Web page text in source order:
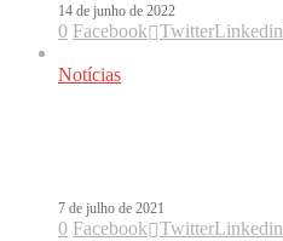
14 de junho de 2022
0 Facebook TwitterLinkedin
Notícias
7 de julho de 2021
0 Facebook TwitterLinkedin